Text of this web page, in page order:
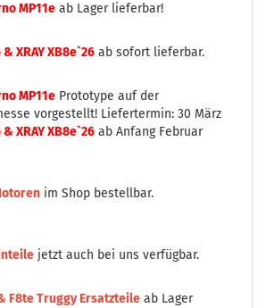
MP11e ab Lager lieferbar!
& XRAY XB8e`26 ab sofort lieferbar.
MP11e Prototype auf der
vorgestellt! Liefertermin: 30 März
& XRAY XB8e`26 ab Anfang Februar
im Shop bestellbar.
jetzt auch bei uns verfügbar.
F8te Truggy Ersatzteile ab Lager